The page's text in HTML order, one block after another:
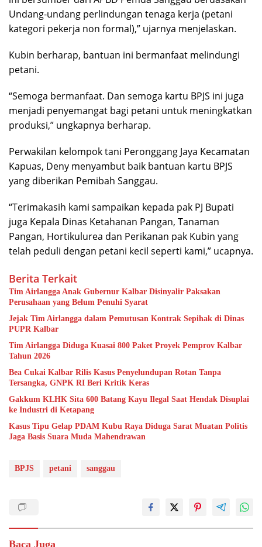
Undang-undang perlindungan tenaga kerja (petani
kategori pekerja non formal),” ujarnya menjelaskan.
Kubin berharap, bantuan ini bermanfaat melindungi
petani.
“Semoga bermanfaat. Dan semoga kartu BPJS ini juga
menjadi penyemangat bagi petani untuk meningkatkan
produksi,” ungkapnya berharap.
Perwakilan kelompok tani Peronggang Jaya Kecamatan
Kapuas, Deny menyambut baik bantuan kartu BPJS
yang diberikan Pemibah Sanggau.
“Terimakasih kami sampaikan kepada pak PJ Bupati
juga Kepala Dinas Ketahanan Pangan, Tanaman
Pangan, Hortikulurea dan Perikanan pak Kubin yang
telah peduli dengan petani kecil seperti kami,” ucapnya.
Berita Terkait
Tim Airlangga Anak Gubernur Kalbar Disinyalir Paksakan
Perusahaan yang Belum Penuhi Syarat
Jejak Tim Airlangga dalam Pemutusan Kontrak Sepihak di Dinas
PUPR Kalbar
Tim Airlangga Diduga Kuasai 800 Paket Proyek Pemprov Kalbar
Tahun 2026
Bea Cukai Kalbar Rilis Kasus Penyelundupan Rotan Tanpa
Tersangka, GNPK RI Beri Kritik Keras
Gakkum KLHK Sita 600 Batang Kayu Ilegal Saat Hendak Disuplai
ke Industri di Ketapang
Kasus Tipu Gelap PDAM Kubu Raya Diduga Sarat Muatan Politis
Jaga Basis Suara Muda Mahendrawan
BPJS petani sanggau
Baca Juga